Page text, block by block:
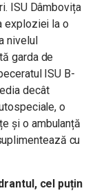
ISU Dâmbovița
exploziei la o
nivelul
garda de
ISU B-
decât
o
și o ambulanță
cu
cel puțin